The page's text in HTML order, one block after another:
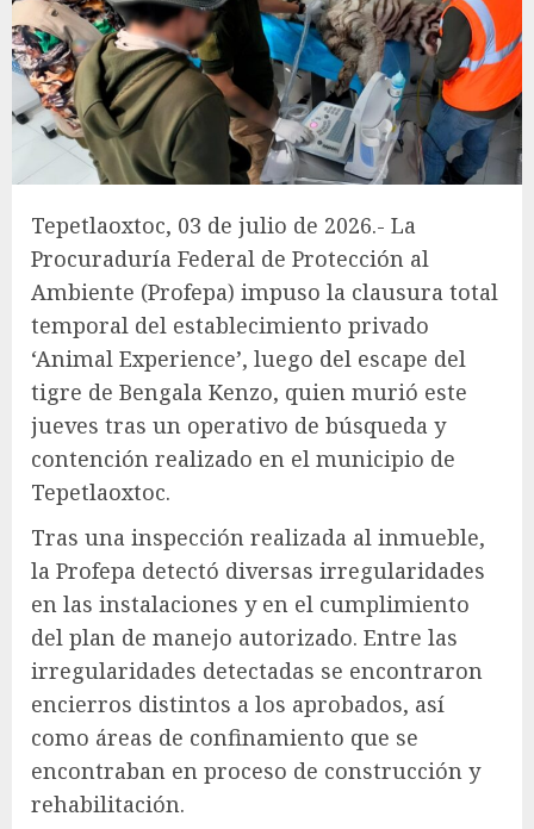
Tepetlaoxtoc, 03 de julio de 2026.- La
Procuraduría Federal de Protección al
Ambiente (Profepa) impuso la clausura total
temporal del establecimiento privado
‘Animal Experience’, luego del escape del
tigre de Bengala Kenzo, quien murió este
jueves tras un operativo de búsqueda y
contención realizado en el municipio de
Tepetlaoxtoc.
Tras una inspección realizada al inmueble,
la Profepa detectó diversas irregularidades
en las instalaciones y en el cumplimiento
del plan de manejo autorizado. Entre las
irregularidades detectadas se encontraron
encierros distintos a los aprobados, así
como áreas de confinamiento que se
encontraban en proceso de construcción y
rehabilitación.